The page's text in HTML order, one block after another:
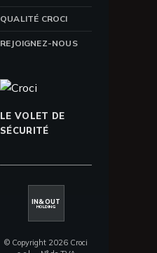
QUALITÉ CROCI
REJOIGNEZ-NOUS
LE VOLET DE
SÉCURITÉ
IN&OUT
HOLDING
© Copyright 2026 Croci